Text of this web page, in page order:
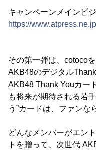
キャンペーンメインビ
https://
その第一弾は、cotoco
AKB48のデジタル
AKB48 Thank Youカー
も将来が期待される若
う”カードは、ファンな
どんなメンバーがエン
トを贈って、次世代